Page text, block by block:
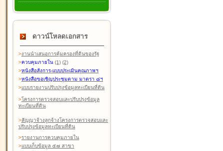
ดาวน์โหลดเอกสาร
>งานนำเสนอการคุ้มครองที่ดินของรัฐ
>ควบคุมภายใน (1) (2)
>หนังสือสังการ-แบบประเมินคุณภาพฯ
>หนังสือขอเชิญประชุมตาม มาตรา ๘ฯ
>แบบรายงานปรับปรุงข้อมูลทะเบียนที่ดิน
>โครงการตรวจสอบและปรับปรุงข้อมูล
ทะเบียนที่ดิน
>สัญญาจ้างลูกจ้างโครงการตรวจสอบและ
ปรับปรุงข้อมูลทะเบียนที่ดิน
>รายงานการควบคุมภายใน
>แบบเก็บข้อมูล ๕๗ สาขา